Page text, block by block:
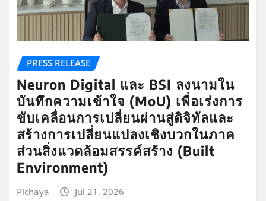
PRESS RELEASE
Neuron Digital และ BSI ลงนามใน
บันทึกความเข้าใจ (MoU) เพื่อเร่งการ
ขับเคลื่อนการเปลี่ยนผ่านสู่ดิจิทัลและ
สร้างการเปลี่ยนแปลงเชิงบวกในภาค
ส่วนสิ่งแวดล้อมสรรค์สร้าง (Built
Environment)
Pichaya Jul 21, 2026